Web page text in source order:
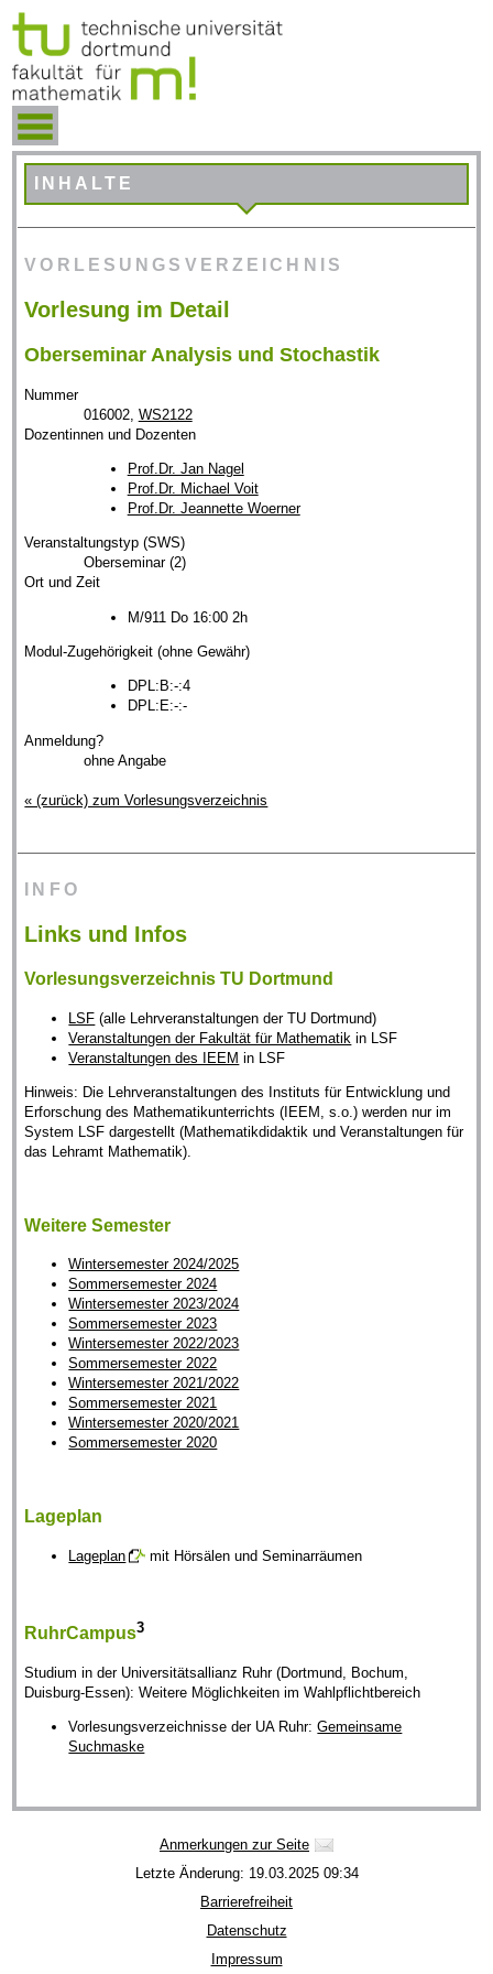
INHALTE
VORLESUNGSVERZEICHNIS
Vorlesung im Detail
Oberseminar Analysis und Stochastik
Nummer
016002, WS2122
Dozentinnen und Dozenten
Prof.Dr. Jan Nagel
Prof.Dr. Michael Voit
Prof.Dr. Jeannette Woerner
Veranstaltungstyp (SWS)
Oberseminar (2)
Ort und Zeit
M/911 Do 16:00 2h
Modul-Zugehörigkeit (ohne Gewähr)
DPL:B:-:4
DPL:E:-:-
Anmeldung?
ohne Angabe
« (zurück) zum Vorlesungsverzeichnis
INFO
Links und Infos
Vorlesungsverzeichnis TU Dortmund
LSF (alle Lehrveranstaltungen der TU Dortmund)
Veranstaltungen der Fakultät für Mathematik in LSF
Veranstaltungen des IEEM in LSF
Hinweis: Die Lehrveranstaltungen des Instituts für Entwicklung und
Erforschung des Mathematikunterrichts (IEEM, s.o.) werden nur im
System LSF dargestellt (Mathematikdidaktik und Veranstaltungen für
das Lehramt Mathematik).
Weitere Semester
Wintersemester 2024/2025
Sommersemester 2024
Wintersemester 2023/2024
Sommersemester 2023
Wintersemester 2022/2023
Sommersemester 2022
Wintersemester 2021/2022
Sommersemester 2021
Wintersemester 2020/2021
Sommersemester 2020
Lageplan
Lageplan mit Hörsälen und Seminarräumen
RuhrCampus3
Studium in der Universitätsallianz Ruhr (Dortmund, Bochum,
Duisburg-Essen): Weitere Möglichkeiten im Wahlpflichtbereich
Vorlesungsverzeichnisse der UA Ruhr:Gemeinsame
Suchmaske
Anmerkungen zur Seite
Letzte Änderung: 19.03.2025 09:34
Barrierefreiheit
Datenschutz
Impressum